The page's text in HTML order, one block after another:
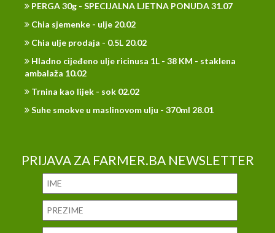
PERGA 30g - SPECIJALNA LJETNA PONUDA 31.07
Chia sjemenke - ulje 20.02
Chia ulje prodaja - 0.5L 20.02
Hladno cijeđeno ulje ricinusa 1L - 38 KM - staklena
ambalaža 10.02
Trnina kao lijek - sok 02.02
Suhe smokve u maslinovom ulju - 370ml 28.01
PRIJAVA ZA FARMER.BA NEWSLETTER